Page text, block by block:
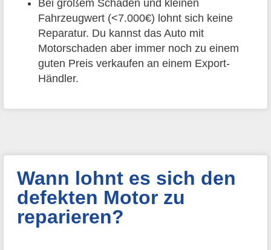
Bei großem Schaden und kleinen
Fahrzeugwert (<7.000€) lohnt sich keine
Reparatur. Du kannst das Auto mit
Motorschaden aber immer noch zu einem
guten Preis verkaufen an einem Export-
Händler.
Wann lohnt es sich den
defekten Motor zu
reparieren?